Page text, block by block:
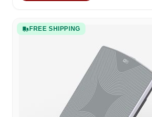
FREE SHIPPING